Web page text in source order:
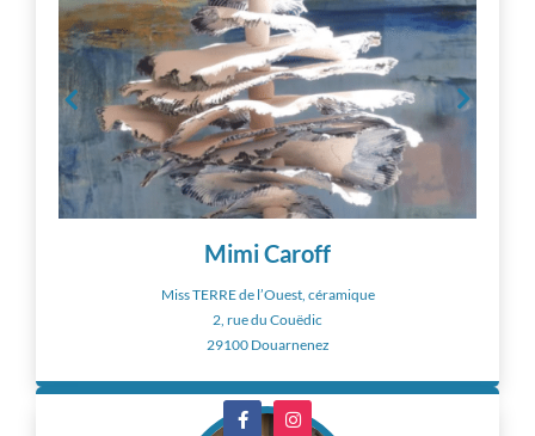
Mimi Caroff
Miss TERRE de l’Ouest, céramique
2, rue du Couëdic
29100 Douarnenez